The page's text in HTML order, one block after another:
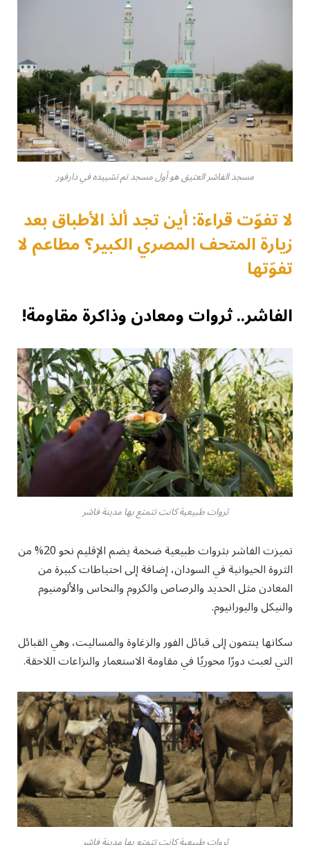
مسجد الفاشر العتيق هو أول مسجد تم تشييده في دارفور
لا تفوّت قراءة: أين تجد ألذ الأطباق بعد
زيارة المتحف المصري الكبير؟ مطاعم لا
تفوّتها
الفاشر.. ثروات ومعادن وذاكرة مقاومة!
ثروات طبيعية كانت تتمتع بها مدينة فاشر
تميزت الفاشر بثروات طبيعية ضخمة يضم الإقليم نحو 20% من
الثروة الحيوانية في السودان، إضافة إلى احتياطات كبيرة من
المعادن مثل الحديد والرصاص والكروم والنحاس والألومنيوم
والنيكل واليورانيوم.
سكانها ينتمون إلى قبائل الفور والزغاوة والمساليت، وهي القبائل
التي لعبت دورًا محوريًا في مقاومة الاستعمار والنزاعات اللاحقة.